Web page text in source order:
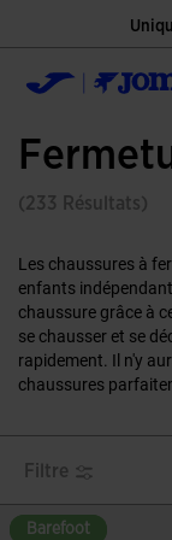
(233 Résultats)
Les chaussures à
enfants
chaussure grâce à
se chausser et se
rapidement. Il n'y
chaussures
Filtre
Barefoot
Barefoot